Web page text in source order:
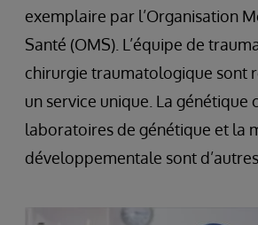
exemplaire par l’Organisation
Santé (OMS). L’équipe de
chirurgie traumatologique sont
un service unique. La génétique
laboratoires de génétique et la
développementale sont